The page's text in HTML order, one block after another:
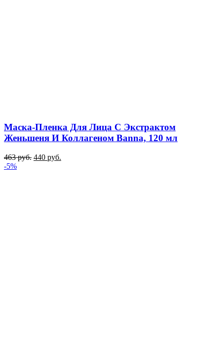
Маска-Пленка Для Лица С Экстрактом
Женьшеня И Коллагеном Banna, 120 мл
463руб. 440 руб.
-5%